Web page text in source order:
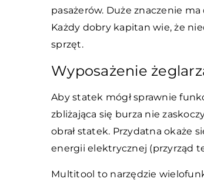
pasażerów. Duże znaczenie
Każdy dobry kapitan wie, że
sprzęt.
Wyposażenie
Aby statek mógł sprawnie
zbliżająca się burza nie
obrał statek. Przydatna okaże
energii elektrycznej (przyrząd
Multitool to narzędzie